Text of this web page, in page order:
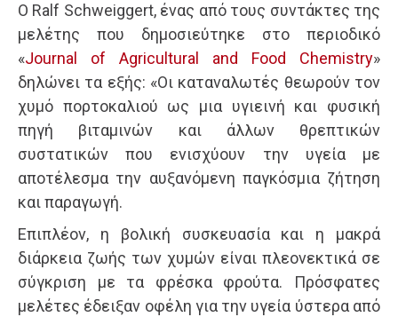
Ο Ralf Schweiggert, ένας από τους συντάκτες της
μελέτης που δημοσιεύτηκε στο περιοδικό
«Journal of Agricultural and Food Chemistry»
δηλώνει τα εξής: «Οι καταναλωτές θεωρούν τον
χυμό πορτοκαλιού ως μια υγιεινή και φυσική
πηγή βιταμινών και άλλων θρεπτικών
συστατικών που ενισχύουν την υγεία με
αποτέλεσμα την αυξανόμενη παγκόσμια ζήτηση
και παραγωγή.
Επιπλέον, η βολική συσκευασία και η μακρά
διάρκεια ζωής των χυμών είναι πλεονεκτικά σε
σύγκριση με τα φρέσκα φρούτα. Πρόσφατες
μελέτες έδειξαν οφέλη για την υγεία ύστερα από